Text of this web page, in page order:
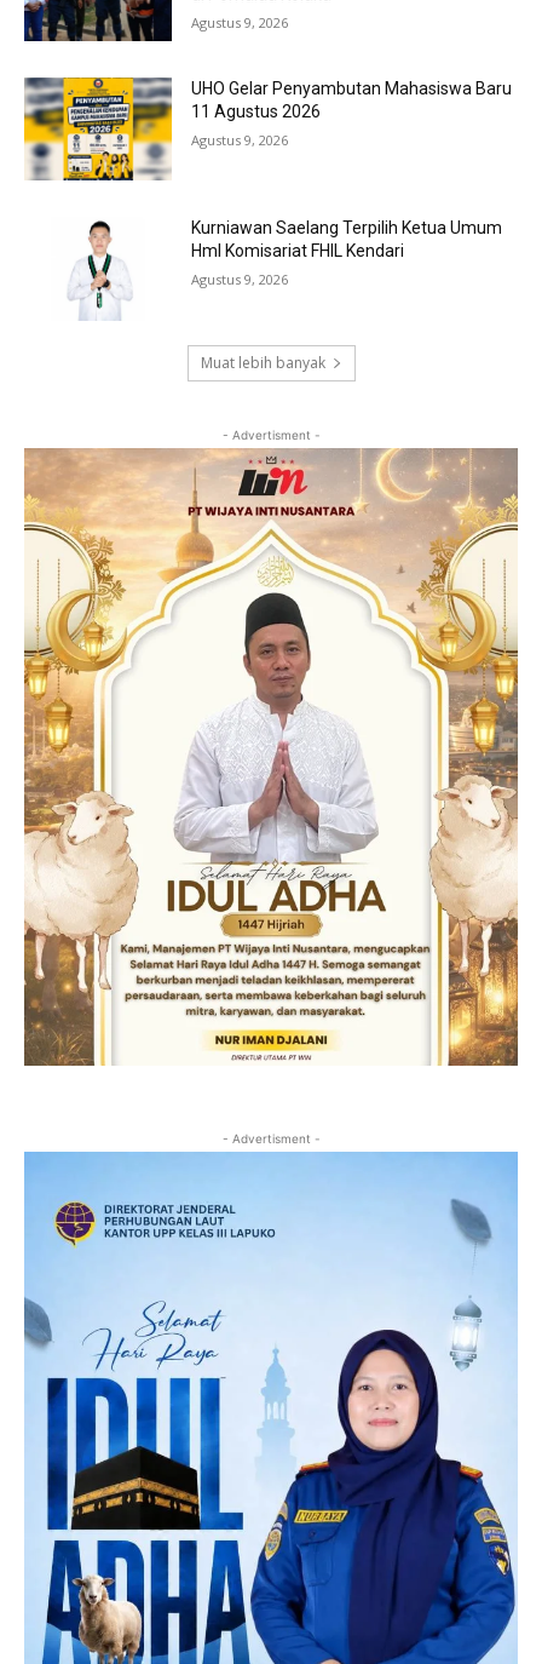
Agustus 9, 2026
UHO Gelar Penyambutan Mahasiswa Baru
11 Agustus 2026
Agustus 9, 2026
Kurniawan Saelang Terpilih Ketua Umum
HmI Komisariat FHIL Kendari
Agustus 9, 2026
Muat lebih banyak
- Advertisment -
- Advertisment -